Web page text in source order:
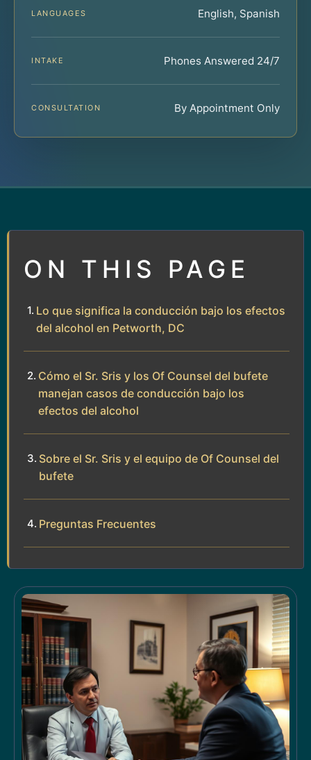
LANGUAGES English, Spanish
INTAKE Phones Answered 24/7
CONSULTATION By Appointment Only
ON THIS PAGE
Lo que significa la conducción bajo los efectos
del alcohol en Petworth, DC
Cómo el Sr. Sris y los Of Counsel del bufete
manejan casos de conducción bajo los
efectos del alcohol
Sobre el Sr. Sris y el equipo de Of Counsel del
bufete
Preguntas Frecuentes